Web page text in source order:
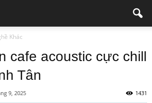
Khác
cafe acoustic cực chill
Tân
9, 2025 1431